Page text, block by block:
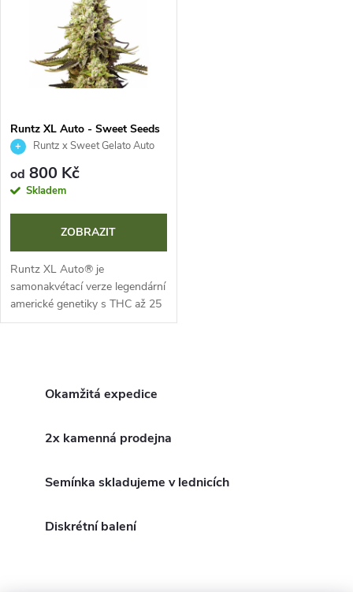
Runtz XL Auto - Sweet Seeds
Runtz x Sweet Gelato Auto
od 800 Kč
Skladem
ZOBRAZIT
Runtz XL Auto® je
samonakvétací verze legendární
americké genetiky s THC až 25
%. Tento vyvážený hybrid
Okamžitá expedice
2x kamenná prodejna
Semínka skladujeme v lednicích
Diskrétní balení